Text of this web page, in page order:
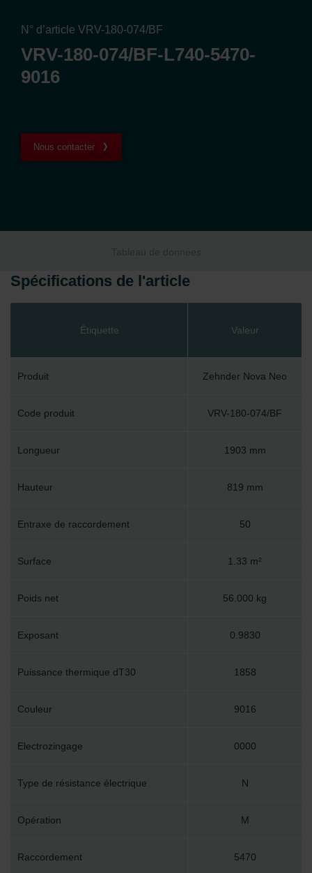
N° d’article VRV-180-074/BF
VRV-180-074/BF-L740-5470-
9016
Nous contacter
Tableau de données
Spécifications de l'article
Étiquette Valeur
Produit Zehnder Nova Neo
Code produit VRV-180-074/BF
Longueur 1903 mm
Hauteur 819 mm
Entraxe de raccordement 50
Surface 1.33 m²
Poids net 56.000 kg
Exposant 0.9830
Puissance thermique dT30 1858
Couleur 9016
Electrozingage 0000
Type de résistance électrique N
Opération M
Raccordement 5470